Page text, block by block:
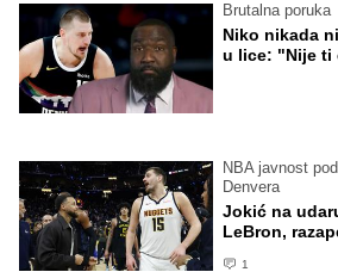
Brutalna poruka
Niko nikada
u lice: "Nije ti
NBA javnost
Denvera
Jokić na
LeBron,
1